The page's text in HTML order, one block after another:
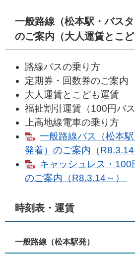
一般路線（松本駅・バスタ
のご案内（大人運賃とこど
路線バスの乗り方
定期券・回数券のご案内
大人運賃とこども運賃
福祉割引運賃（100円バス
上高地線電車の乗り方
一般路線バス（松本
発着）のご案内（R8.3.14
キャッシュレス・
のご案内（R8.3.14～）
時刻表・運賃
一般路線（松本駅発）